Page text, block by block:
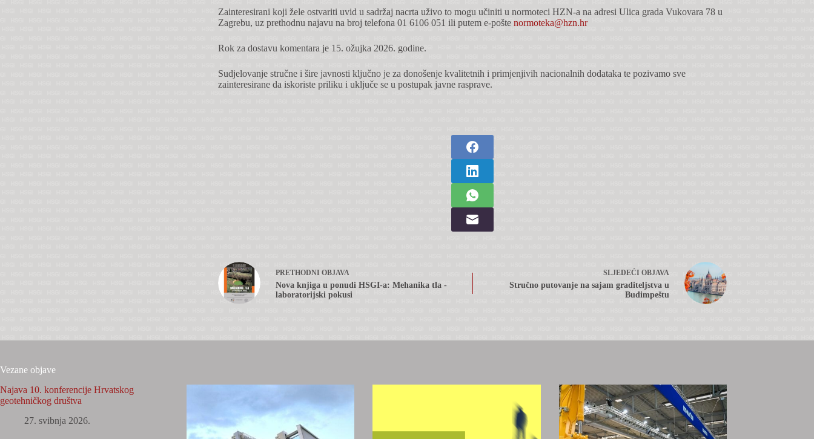
Zainteresirani koji žele ostvariti uvid u sadržaj nacrta uživo to mogu učiniti u normoteci HZN-a na adresi Ulica grada Vukovara 78 u
Zagrebu, uz prethodnu najavu na broj telefona 01 6106 051 ili putem e-pošte normoteka@hzn.hr
Rok za dostavu komentara je 15. ožujka 2026. godine.
Sudjelovanje stručne i šire javnosti ključno je za donošenje kvalitetnih i primjenjivih nacionalnih dodataka te pozivamo sve
zainteresirane da iskoriste priliku i uključe se u postupak javne rasprave.
PRETHODNI OBJAVA
Nova knjiga u ponudi HSGI-a: Mehanika tla -
laboratorijski pokusi
SLJEDEĆI OBJAVA
Stručno putovanje na sajam graditeljstva u
Budimpeštu
Vezane objave
Najava 10. konferencije Hrvatskog
geotehničkog društva
27. svibnja 2026.